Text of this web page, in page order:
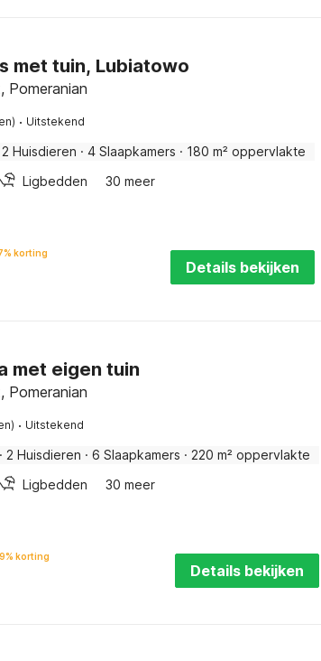
met tuin, Lubiatowo
Pomeranian
· Uitstekend
2 Huisdieren · 4 Slaapkamers · 180 m² oppervlakte
Ligbedden 30 meer
korting
Details bekijken
met eigen tuin
Pomeranian
· Uitstekend
· 2 Huisdieren · 6 Slaapkamers · 220 m² oppervlakte
Ligbedden 30 meer
korting
Details bekijken